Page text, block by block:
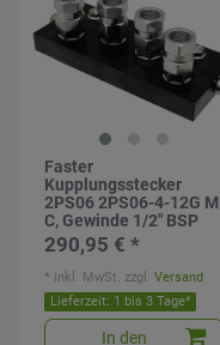
Faster
Kupplungsstecker
2PS06 2PS06-4-12G M
C, Gewinde 1/2" BSP
290,95 € *
Lieferzeit: 1 bis 3 Tage*
In den
* inkl. MwSt. zzgl.Versand